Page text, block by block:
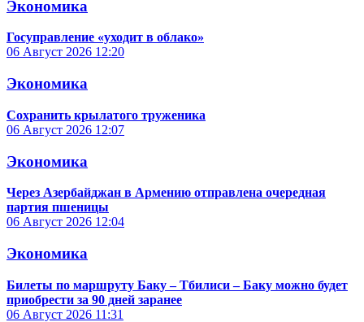
Экономика
Госуправление «уходит в облако»
06 Август 2026 12:20
Экономика
Сохранить крылатого труженика
06 Август 2026 12:07
Экономика
Через Азербайджан в Армению отправлена очередная
партия пшеницы
06 Август 2026 12:04
Экономика
Билеты по маршруту Баку – Тбилиси – Баку можно будет
приобрести за 90 дней заранее
06 Август 2026 11:31